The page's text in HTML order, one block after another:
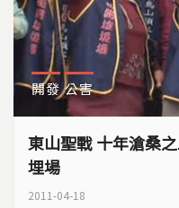
開發 公害
東山聖戰 十年滄桑
埋場
2011-04-18